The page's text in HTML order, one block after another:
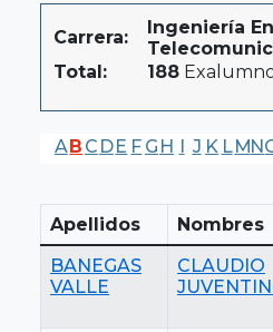
Carrera:
Ingeniería
Total:
188
AB C DE F G H I J K LMN
Apellidos Nombres
BANEGAS
VALLE
CLAUDIO